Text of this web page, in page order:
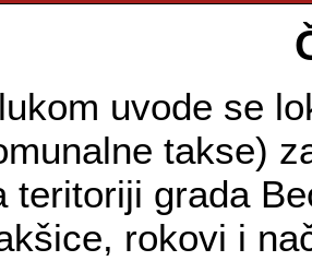
uvode se
takse)
teritoriji grada
rokovi i